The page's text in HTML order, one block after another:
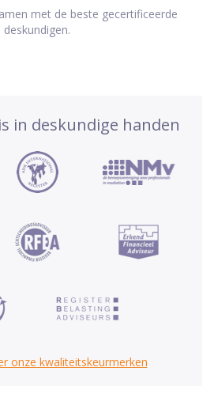
met de beste gecertificeerde
deskundigen.
in deskundige handen
onze kwaliteitskeurmerken